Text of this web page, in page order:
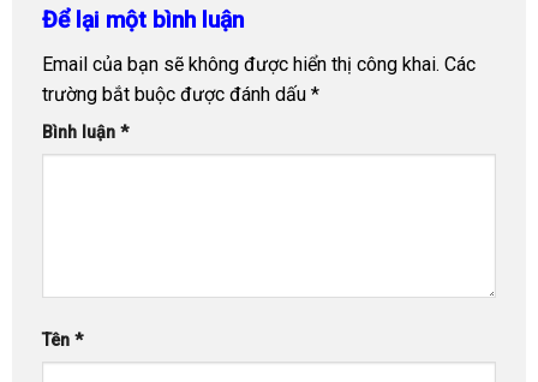
Để lại một bình luận
Email của bạn sẽ không được hiển thị công khai. Các
trường bắt buộc được đánh dấu *
Bình luận *
Tên *